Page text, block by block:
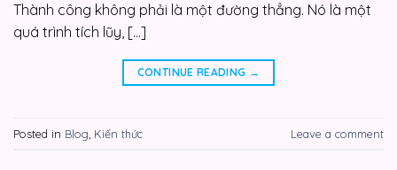
Thành công không phải là một đường thẳng. Nó là một
quá trình tích lũy, […]
CONTINUE READING →
Posted in Blog Kiến thức Leave a comment